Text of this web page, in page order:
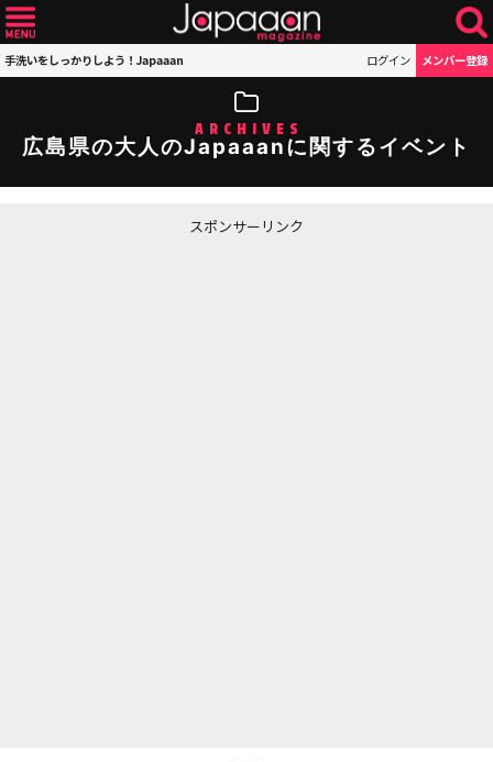
手洗いをしっかりしよう！Japaaan ログイン メンバー登録
ARCHIVES
広島県の大人のJapaaanに関するイベント
スポンサーリンク